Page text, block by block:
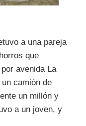
a una pareja
que
avenida La
camión de
un millón y
a un joven, y